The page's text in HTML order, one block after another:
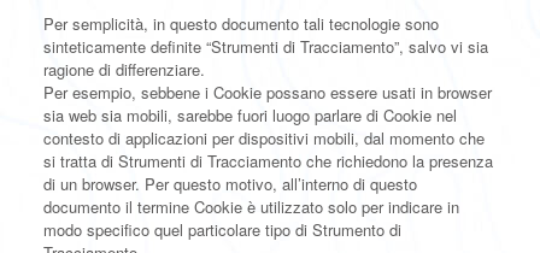
Per semplicità, in questo documento tali tecnologie sono
sinteticamente definite “Strumenti di Tracciamento”, salvo vi sia
ragione di differenziare.
Per esempio, sebbene i Cookie possano essere usati in browser
sia web sia mobili, sarebbe fuori luogo parlare di Cookie nel
contesto di applicazioni per dispositivi mobili, dal momento che
si tratta di Strumenti di Tracciamento che richiedono la presenza
di un browser. Per questo motivo, all’interno di questo
documento il termine Cookie è utilizzato solo per indicare in
modo specifico quel particolare tipo di Strumento di